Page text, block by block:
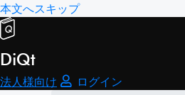
本文へスキップ
DiQt
法人様向け
ログイン